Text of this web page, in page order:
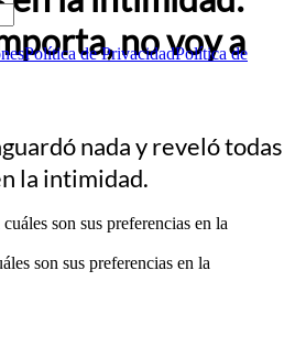
Política de PrivacidadPolítica de
no voy a
nada y reveló todas
la intimidad.
son sus preferencias en la